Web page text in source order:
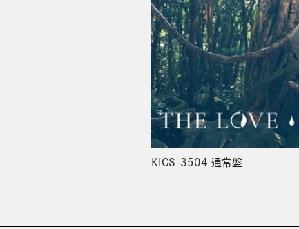
KICS-3504 通常盤